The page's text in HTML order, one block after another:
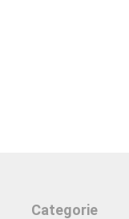
Categorie